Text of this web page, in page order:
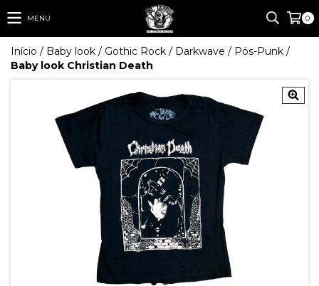
MENU 0
Início / Baby look / Gothic Rock / Darkwave / Pós-Punk /
Baby look Christian Death